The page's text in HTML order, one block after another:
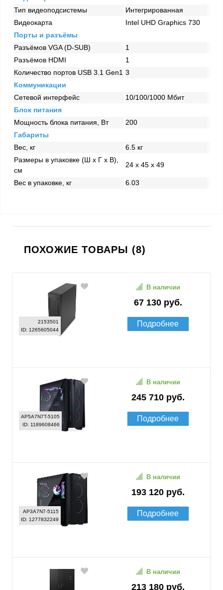
Тип видеоподсистемы
Интегрированная
Видеокарта
Intel UHD Graphics 730
Порты и разъёмы
Разъёмов VGA (D-SUB)
1
Разъёмов HDMI
1
Количество портов USB 3.1 Gen1 3
Коммуникации
Сетевой интерфейс
10/100/1000 Mбит
Блок питания
Мощность блока питания, Вт
200
Габариты
Вес, кг
6.5 кг
Размеры в упаковке (Ш x Г x В),
см
24 x 45 x 49
Вес в упаковке, кг 6.03
ПОХОЖИЕ ТОВАРЫ (8)
2153501
ID: 1265605044
67 130 руб.
В наличии
Подробнее
AP5A7N7T-5105
ID: 1189608466
245 710 руб.
В наличии
Подробнее
AP3A7N7-5115
ID: 1277832249
193 120 руб.
В наличии
Подробнее
213 180 руб.
В наличии